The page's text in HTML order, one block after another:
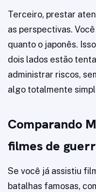
Terceiro, prestar
as perspectivas.
quanto o japonês.
dois lados estão
administrar riscos,
algo totalmente
Comparando
filmes de
Se você já assistiu
batalhas famosas,